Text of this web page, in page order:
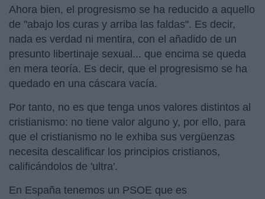
Ahora bien, el progresismo se ha reducido a aquello
de "abajo los curas y arriba las faldas". Es decir,
nada es verdad ni mentira, con el añadido de un
presunto libertinaje sexual... que encima se queda
en mera teoría. Es decir, que el progresismo se ha
quedado en una cáscara vacía.
Por tanto, no es que tenga unos valores distintos al
cristianismo: no tiene valor alguno y, por ello, para
que el cristianismo no le exhiba sus vergüenzas
necesita descalificar los principios cristianos,
calificándolos de 'ultra'.
En España tenemos un PSOE que es